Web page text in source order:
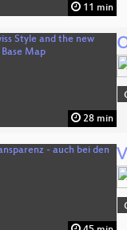
11 min
28 min